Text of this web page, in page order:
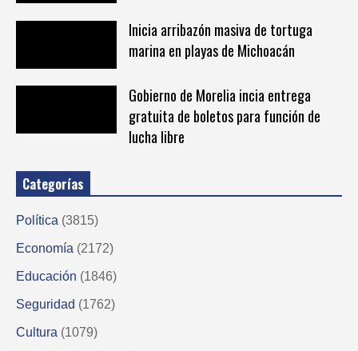
Inicia arribazón masiva de tortuga
marina en playas de Michoacán
Gobierno de Morelia incia entrega
gratuita de boletos para función de
lucha libre
Categorías
Política (3815)
Economía (2172)
Educación (1846)
Seguridad (1762)
Cultura (1079)